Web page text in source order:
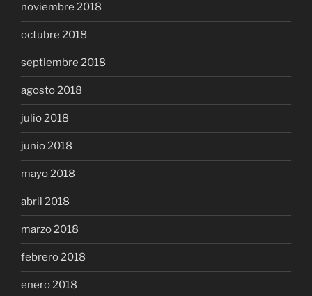
noviembre 2018
octubre 2018
septiembre 2018
agosto 2018
julio 2018
junio 2018
mayo 2018
abril 2018
marzo 2018
febrero 2018
enero 2018